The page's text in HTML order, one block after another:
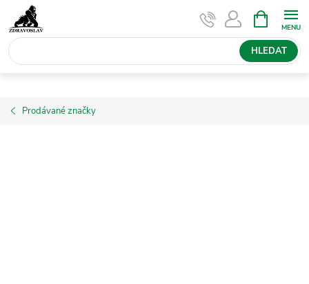
na
obsah
HLEDAT
NÁKUPNÍ
KOŠÍK
Prodávané značky